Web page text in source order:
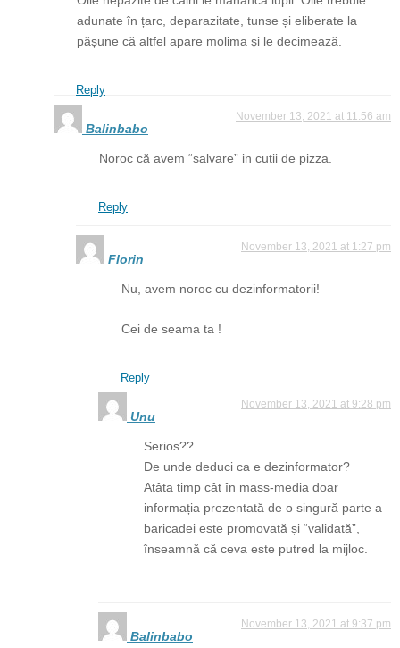
adunate în țarc, deparazitate, tunse și eliberate la
pășune că altfel apare molima și le decimează.
Reply
Balinbabo
November 13, 2021 at 11:56 am
Noroc că avem “salvare” in cutii de pizza.
Reply
Florin
November 13, 2021 at 1:27 pm
Nu, avem noroc cu dezinformatorii!
Cei de seama ta !
Reply
Unu
November 13, 2021 at 9:28 pm
Serios??
De unde deduci ca e dezinformator?
Atâta timp cât în mass-media doar
informația prezentată de o singură parte a
baricadei este promovată și “validată”,
înseamnă că ceva este putred la mijloc.
Balinbabo
November 13, 2021 at 9:37 pm